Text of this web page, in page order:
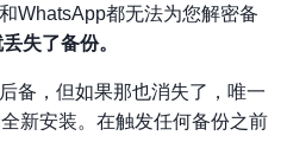
WhatsApp都无法为您解密备
失了备份。
备，但如果那也消失了，唯一
新安装。在触发任何备份之前